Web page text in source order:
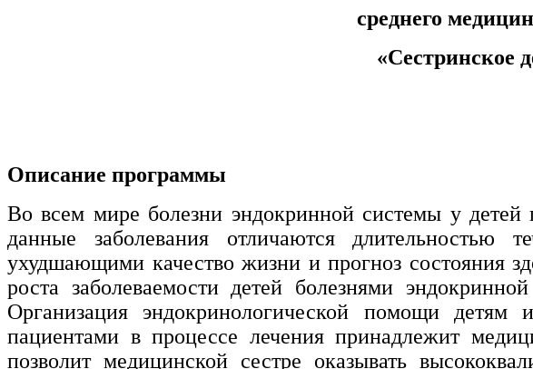
транспорта
Техника и технологии строительства
Ядерная энергетика и технологии
Культура и спорт
Физкультура и спорт
среднего
«Сестринское
Описание программы
Во всем мире болезни эндокринной системы у детей
данные заболевания отличаются
ухудшающими качество жизни и прогноз состояния
роста заболеваемости детей болезнями
Организация эндокринологической помощи
пациентами в процессе лечения принадлежит
позволит медицинской сестре оказывать